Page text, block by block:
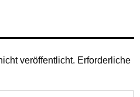
veröffentlicht. Erforderliche